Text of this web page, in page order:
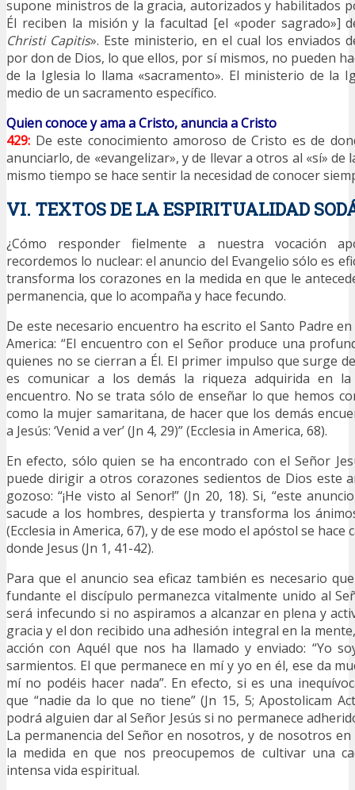
supone ministros de la gracia, autorizados y habilitados
Él reciben la misión y la facultad [el «poder sagrado»]
Christi Capitis». Este ministerio, en el cual los enviados
por don de Dios, lo que ellos, por sí mismos, no pueden
de la Iglesia lo llama «sacramento». El ministerio de la
medio de un sacramento específico.
Quien conoce y ama a Cristo, anuncia a Cristo
429: De este conocimiento amoroso de Cristo es de
anunciarlo, de «evangelizar», y de llevar a otros al «sí» de
mismo tiempo se hace sentir la necesidad de conocer
VI. TEXTOS DE LA ESPIRITUALIDAD
¿Cómo responder fielmente a nuestra vocación
recordemos lo nuclear: el anuncio del Evangelio sólo es
transforma los corazones en la medida en que le
permanencia, que lo acompaña y hace fecundo.
De este necesario encuentro ha escrito el Santo Padre
America: “El encuentro con el Señor produce una
quienes no se cierran a Él. El primer impulso que surge
es comunicar a los demás la riqueza adquirida en la
encuentro. No se trata sólo de enseñar lo que hemos
como la mujer samaritana, de hacer que los demás
a Jesús: ‘Venid a ver’ (Jn 4, 29)” (Ecclesia in America, 68).
En efecto, sólo quien se ha encontrado con el Señor
puede dirigir a otros corazones sedientos de Dios este
gozoso: “¡He visto al Senor!” (Jn 20, 18). Si, “este
sacude a los hombres, despierta y transforma los
(Ecclesia in America, 67), y de ese modo el apóstol se hace
donde Jesus (Jn 1, 41-42).
Para que el anuncio sea eficaz también es necesario
fundante el discípulo permanezca vitalmente unido al
será infecundo si no aspiramos a alcanzar en plena y
gracia y el don recibido una adhesión integral en la
acción con Aquél que nos ha llamado y enviado: “Yo
sarmientos. El que permanece en mí y yo en él, ese da
mí no podéis hacer nada”. En efecto, si es una
que “nadie da lo que no tiene” (Jn 15, 5; Apostolicam
podrá alguien dar al Señor Jesús si no permanece
La permanencia del Señor en nosotros, y de nosotros
la medida en que nos preocupemos de cultivar una
intensa vida espiritual.